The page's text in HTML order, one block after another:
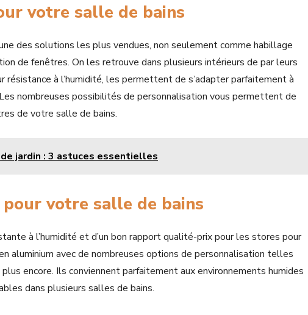
votre salle de bains
des solutions les plus vendues, non seulement comme habillage
de fenêtres. On les retrouve dans plusieurs intérieurs de par leurs
à l’humidité, les permettent de s’adapter parfaitement à
nombreuses possibilités de personnalisation vous permettent de
de votre salle de bains.
jardin : 3 astuces essentielles
votre salle de bains
à l’humidité et d’un bon rapport qualité-prix pour les stores pour
aluminium avec de nombreuses options de personnalisation telles
encore. Ils conviennent parfaitement aux environnements humides
dans plusieurs salles de bains.